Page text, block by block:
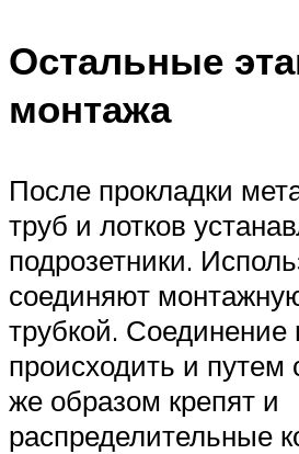
Остальные
монтажа
После прокладки
труб и лотков
подрозетники.
соединяют
трубкой. Соединение
происходить и путем
же образом крепят и
распределительные